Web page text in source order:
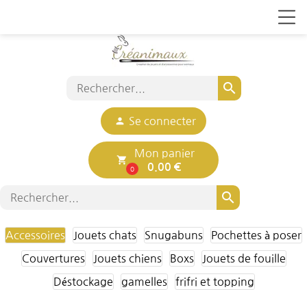
search
person Se connecter
local_grocery_store
0
Mon panier
0.00 €
search
Accessoires Jouets chats Snugabuns Pochettes à poser
Couvertures Jouets chiens Boxs Jouets de fouille
Déstockage gamelles frifri et topping